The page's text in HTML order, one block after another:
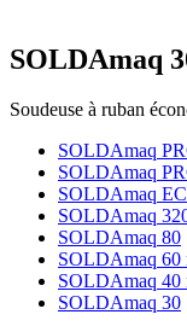
SOLDAmaq
Soudeuse à ruban
SOLDAmaq
SOLDAmaq
SOLDAmaq EC
SOLDAmaq
SOLDAmaq 80
SOLDAmaq 60
SOLDAmaq 40
SOLDAmaq 30